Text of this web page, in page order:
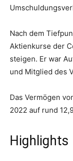
Nach dem
Aktienkurse der
steigen. Er war
und Mitglied des
Das Vermögen
2022 auf rund
Highlights